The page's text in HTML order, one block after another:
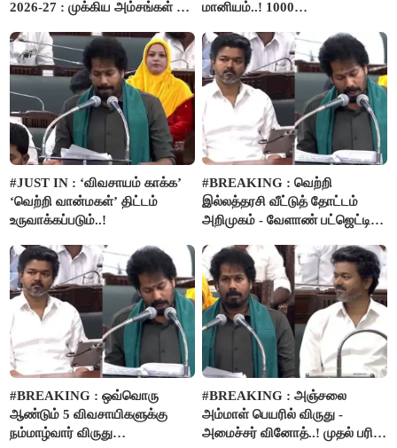
2026-27 : முக்கிய அம்சங்கள் ஓர்
மானியம்..! 1000
பம்புசெட் வழங்கப்படும்..!
#JUST IN : ‘விவசாயம் காக்க’
‘வெற்றி வான்மகள்’ திட்டம்
உருவாக்கப்படும்..!
#BREAKING : வெற்றி
இல்லத்தரசி வீட்டுத் தோட்டம்
அறிமுகம் - வேளாண் பட்ஜெட்டில்
#BREAKING : ஒவ்வொரு
ஆண்டும் 5 விவசாயிகளுக்கு
நம்மாழ்வார் விருது
#BREAKING : அஞ்சலை
அம்மாள் பெயரில் விருது -
அமைச்சர் வினோத்..! முதல் பரிசு